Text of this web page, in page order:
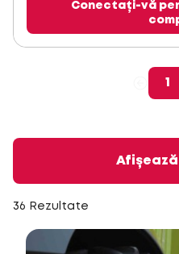
Conectați-vă
1
36 Rezultate